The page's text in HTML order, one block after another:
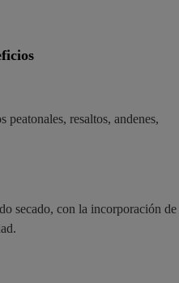
resaltos, andenes,
secado, con la incorporación de